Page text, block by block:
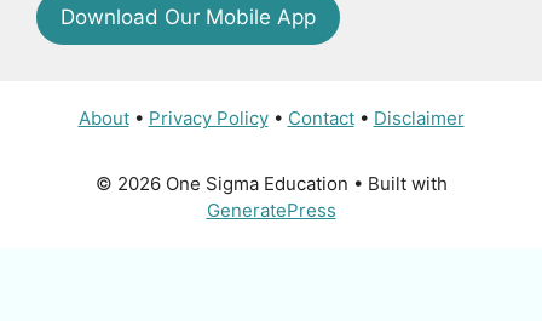
Download Our Mobile App
About• Privacy Policy• Contact• Disclaimer
© 2026 One Sigma Education • Built with
GeneratePress